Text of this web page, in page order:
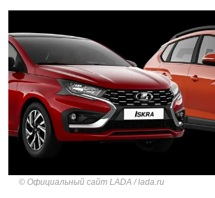
Официальный сайт LADA / lada.ru